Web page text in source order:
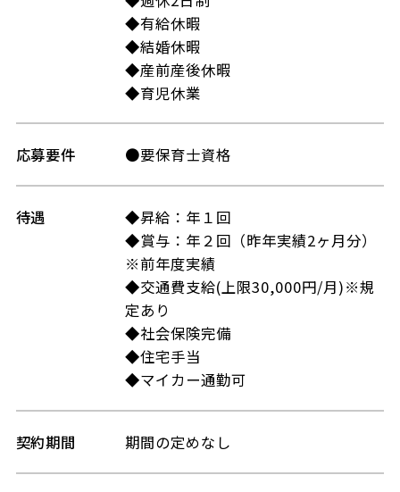
◆有給休暇
◆結婚休暇
◆産前産後休暇
◆育児休業
応募要件 ●要保育士資格
待遇
◆昇給：年１回
◆賞与：年２回（昨年実績2ヶ月分）
※前年度実績
◆交通費支給(上限30,000円/月)※規
定あり
◆社会保険完備
◆住宅手当
◆マイカー通勤可
契約期間 期間の定めなし